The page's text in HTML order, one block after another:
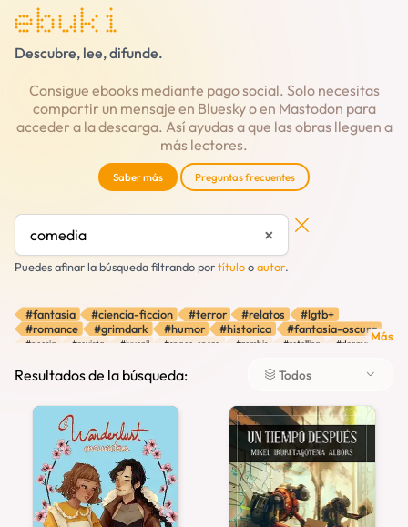
ebuki
Descubre, lee, difunde.
Consigue ebooks mediante pago social. Solo necesitas
compartir un mensaje en Bluesky o en Mastodon para
acceder a la descarga. Así ayudas a que las obras lleguen a
más lectores.
Saber más Preguntas frecuentes
×
Puedes afinar la búsqueda filtrando portítulooautor.
Más
#fantasia #ciencia-ficcion #terror #relatos
#lgtb+
#romance
#grimdark #humor #historica #fantasia-oscura
#poesia #revista #juvenil #space-opera #zombis #retelling
#drama
#hopepunk
#thriller #verano #vampiros
#absurdo
#fantasia-historica
#brujas #robots
#antologia
#retro #realismo #adviento
#crimen
#adultos
#ensayo #psicologico #filosofia
#realismo-magico
#aventuras
#hard-sci-fi #fantasia #biografia
#extraterrestres
#espacial
#horror-cosmico #gotico #gatos #espacio
#halloween
#magia
#relato #steampunk #fantasia-epica #fixup
#fantasia-historica
#western
#experimental #duelo #primer-contacto #revolucion
#fantasmas
#mercenarios
#superacion
Resultados de la búsqueda: Todos